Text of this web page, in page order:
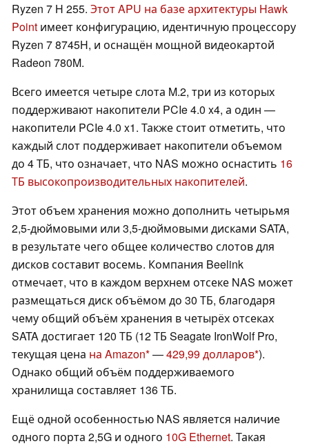
Ryzen 7 H 255. Этот APU на базе архитектуры Hawk
Point имеет конфигурацию, идентичную процессору
Ryzen 7 8745H, и оснащён мощной видеокартой
Radeon 780M.
Всего имеется четыре слота M.2, три из которых
поддерживают накопители PCIe 4.0 x4, а один —
накопители PCIe 4.0 x1. Также стоит отметить, что
каждый слот поддерживает накопители объемом
до 4 ТБ, что означает, что NAS можно оснастить 16
ТБ высокопроизводительных накопителей.
Этот объем хранения можно дополнить четырьмя
2,5-дюймовыми или 3,5-дюймовыми дисками SATA,
в результате чего общее количество слотов для
дисков составит восемь. Компания Beelink
отмечает, что в каждом верхнем отсеке NAS может
размещаться диск объёмом до 30 ТБ, благодаря
чему общий объём хранения в четырёх отсеках
SATA достигает 120 ТБ (12 ТБ Seagate IronWolf Pro,
текущая цена на Amazon —429,99 долларов ).
Однако общий объём поддерживаемого
хранилища составляет 136 ТБ.
Ещё одной особенностью NAS является наличие
одного порта 2,5G и одного 10G Ethernet. Такая